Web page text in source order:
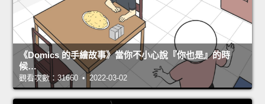
《Domics 的手繪故事》當你不小心說『你也是』的時
候…
觀看次數：31660 • 2022-03-02